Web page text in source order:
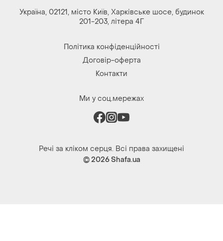
Україна, 02121, місто Київ, Харківське шосе, будинок
201-203, літера 4Г
Політика конфіденційності
Договір-оферта
Контакти
Ми у соц.мережах
Речі за кліком серця. Всі права захищені
© 2026Shafa.ua